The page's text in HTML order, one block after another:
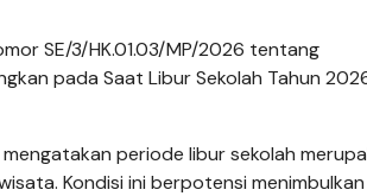
SE/3/HK.01.03/MP/2026 tentang
pada Saat Libur Sekolah Tahun
periode libur sekolah
Kondisi ini berpotensi menimbulkan